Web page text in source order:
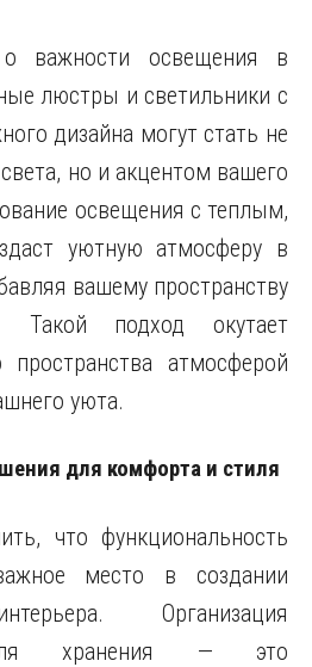
важности освещения в
люстры и светильники с
дизайна могут стать не
но и акцентом вашего
освещения с теплым,
уютную атмосферу в
вашему пространству
Такой подход окутает
пространства атмосферой
уюта.
для комфорта и стиля
что функциональность
место в создании
Организация
для хранения — это